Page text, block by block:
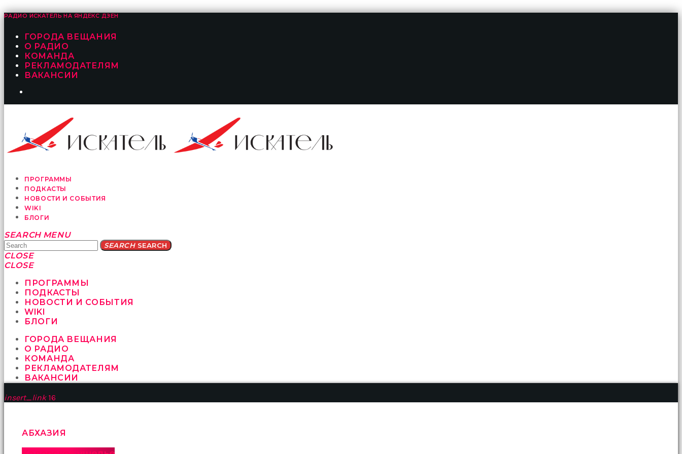
РАДИО ИСКАТЕЛЬ НА ЯНДЕКС ДЗЕН
ГОРОДА ВЕЩАНИЯ
О РАДИО
КОМАНДА
РЕКЛАМОДАТЕЛЯМ
ВАКАНСИИ
ПРОГРАММЫ
ПОДКАСТЫ
НОВОСТИ И СОБЫТИЯ
WIKI
БЛОГИ
Yatağa
bile
geçmeye
fırsat
sikici
kocalar
güzel
karıları
öttürüyor
sex
hikayeleri
en
kızların
rahatlıyorlar
altyazılı
porno
SEARCH MENU
SEARCHSEARCH
CLOSE
CLOSE
ПРОГРАММЫ
ПОДКАСТЫ
НОВОСТИ И СОБЫТИЯ
WIKI
БЛОГИ
ГОРОДА ВЕЩАНИЯ
О РАДИО
КОМАНДА
РЕКЛАМОДАТЕЛЯМ
ВАКАНСИИ
insert_link 16
АБХАЗИЯ